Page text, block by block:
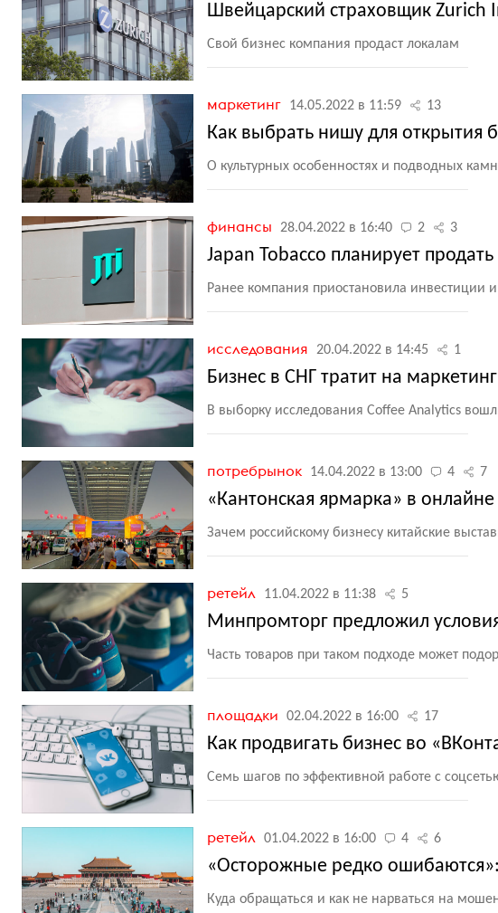
Швейцарский страховщик Zurich
Свой бизнес компания продаст локалам
маркетинг 14.05.2022 в 11:59 13
Как выбрать нишу для открытия
О культурных особенностях и подводных
финансы 28.04.2022 в 16:40 2 3
Japan Tobacco планирует
Ранее компания приостановила инвестиции
исследования 20.04.2022 в 14:45 1
Бизнес в СНГ тратит на
В выборку исследования Coffee Analytics
потребрынок 14.04.2022 в 13:00 4 7
«Кантонская ярмарка» в
Зачем российскому бизнесу китайские
ретейл 11.04.2022 в 11:38 5
Минпромторг предложил
Часть товаров при таком подходе может
площадки 02.04.2022 в 16:00 17
Как продвигать бизнес во
Семь шагов по эффективной работе с
ретейл 01.04.2022 в 16:00 4 6
«Осторожные редко ошибаются»:
Куда обращаться и как не нарваться на